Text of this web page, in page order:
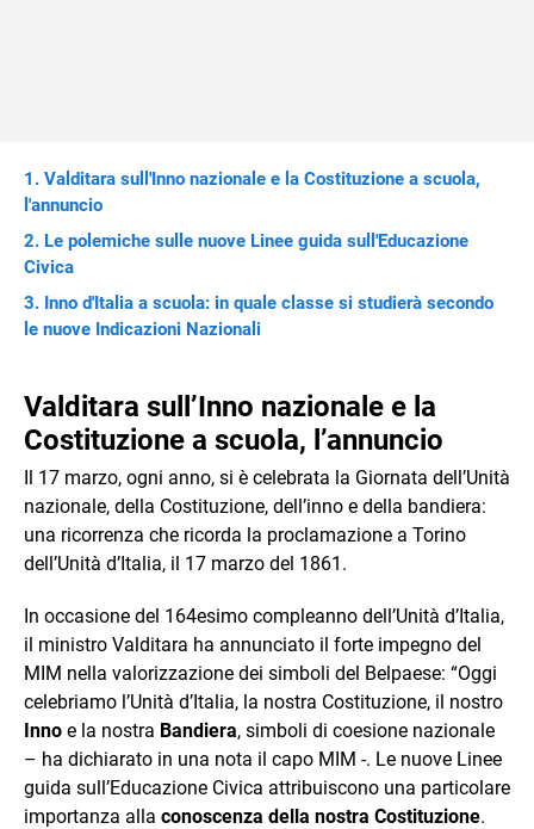
Valditara sull'Inno nazionale e la Costituzione a scuola,
l'annuncio
Le polemiche sulle nuove Linee guida sull'Educazione
Civica
Inno d'Italia a scuola: in quale classe si studierà secondo
le nuove Indicazioni Nazionali
Valditara sull’Inno nazionale e la
Costituzione a scuola, l’annuncio
Il 17 marzo, ogni anno, si è celebrata la Giornata dell’Unità
nazionale, della Costituzione, dell’inno e della bandiera:
una ricorrenza che ricorda la proclamazione a Torino
dell’Unità d’Italia, il 17 marzo del 1861.
In occasione del 164esimo compleanno dell’Unità d’Italia,
il ministro Valditara ha annunciato il forte impegno del
MIM nella valorizzazione dei simboli del Belpaese: “Oggi
celebriamo l’Unità d’Italia, la nostra Costituzione, il nostro
Inno e la nostra Bandiera, simboli di coesione nazionale
– ha dichiarato in una nota il capo MIM -. Le nuove Linee
guida sull’Educazione Civica attribuiscono una particolare
importanza alla conoscenza della nostra Costituzione.